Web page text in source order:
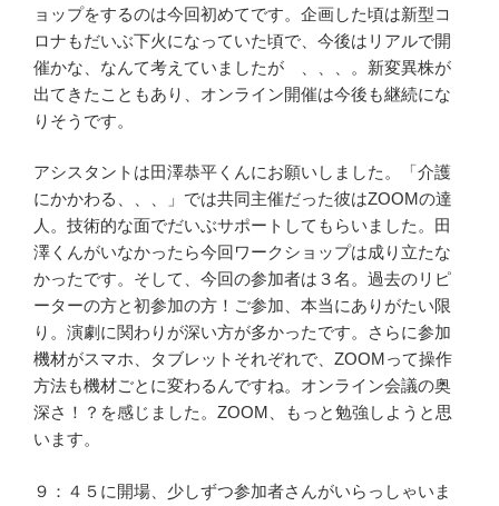
ョップをするのは今回初めてです。企画した頃は新型コ
ロナもだいぶ下火になっていた頃で、今後はリアルで開
催かな、なんて考えていましたが 、、、。新変異株が
出てきたこともあり、オンライン開催は今後も継続にな
りそうです。
アシスタントは田澤恭平くんにお願いしました。「介護
にかかわる、、、」では共同主催だった彼はZOOMの達
人。技術的な面でだいぶサポートしてもらいました。田
澤くんがいなかったら今回ワークショップは成り立たな
かったです。そして、今回の参加者は３名。過去のリピ
ーターの方と初参加の方！ご参加、本当にありがたい限
り。演劇に関わりが深い方が多かったです。さらに参加
機材がスマホ、タブレットそれぞれで、ZOOMって操作
方法も機材ごとに変わるんですね。オンライン会議の奥
深さ！？を感じました。ZOOM、もっと勉強しようと思
います。
９：４５に開場、少しずつ参加者さんがいらっしゃいま